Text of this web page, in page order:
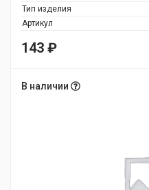
Тип изделия
Артикул
143 ₽
В наличии